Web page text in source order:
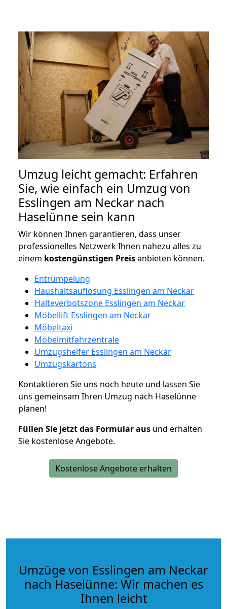
Umzug leicht gemacht: Erfahren
Sie, wie einfach ein Umzug von
Esslingen am Neckar nach
Haselünne sein kann
Wir können Ihnen garantieren, dass unser
professionelles Netzwerk Ihnen nahezu alles zu
einem kostengünstigen Preisanbieten können.
Entrümpelung
Haushaltsauflösung Esslingen am Neckar
Halteverbotszone Esslingen am Neckar
Möbellift Esslingen am Neckar
Möbeltaxi
Möbelmitfahrzentrale
Umzugshelfer Esslingen am Neckar
Umzugskartons
Kontaktieren Sie uns noch heute und lassen Sie
uns gemeinsam Ihren Umzug nach Haselünne
planen!
Füllen Sie jetzt das Formular aus und erhalten
Sie kostenlose Angebote.
Kostenlose Angebote erhalten
Umzüge von Esslingen am Neckar
nach Haselünne: Wir machen es
Ihnen leicht